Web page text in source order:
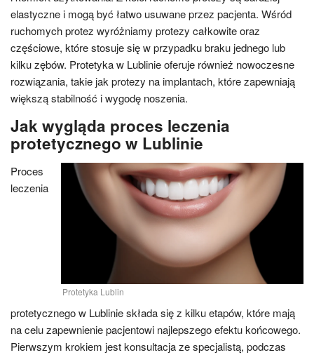
elastyczne i mogą być łatwo usuwane przez pacjenta. Wśród
ruchomych protez wyróżniamy protezy całkowite oraz
częściowe, które stosuje się w przypadku braku jednego lub
kilku zębów. Protetyka w Lublinie oferuje również nowoczesne
rozwiązania, takie jak protezy na implantach, które zapewniają
większą stabilność i wygodę noszenia.
Jak wygląda proces leczenia
protetycznego w Lublinie
Protetyka Lublin
Proces
leczenia
protetycznego w Lublinie składa się z kilku etapów, które mają
na celu zapewnienie pacjentowi najlepszego efektu końcowego.
Pierwszym krokiem jest konsultacja ze specjalistą, podczas